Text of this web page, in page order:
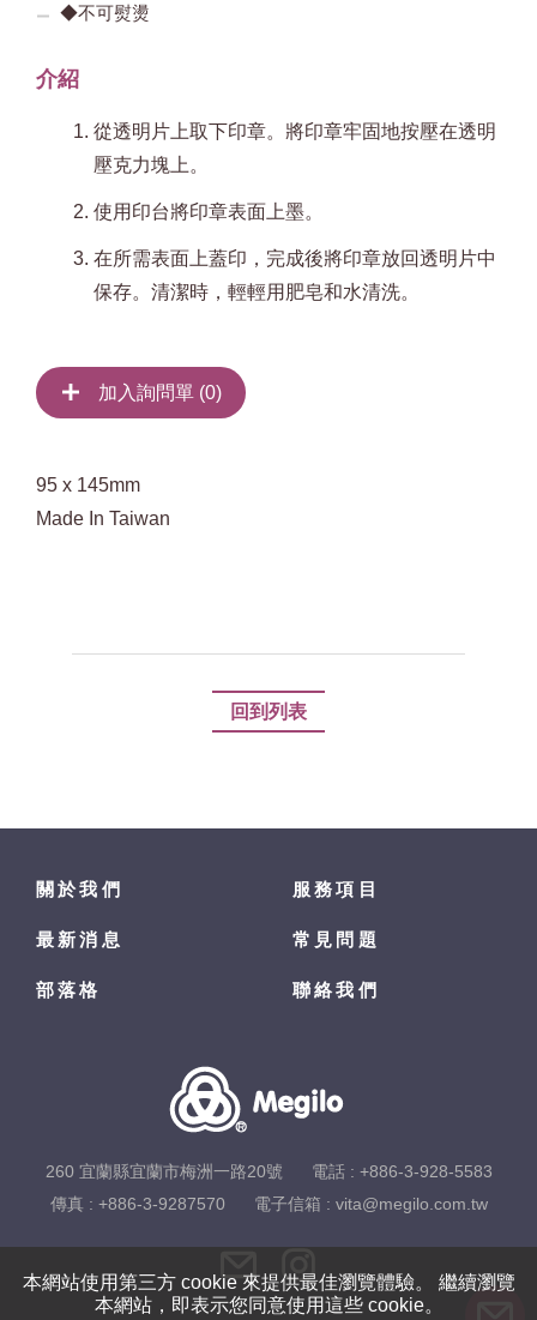
◆不可熨燙
介紹
從透明片上取下印章。將印章牢固地按壓在透明
壓克力塊上。
使用印台將印章表面上墨。
在所需表面上蓋印，完成後將印章放回透明片中
保存。清潔時，輕輕用肥皂和水清洗。
加入詢問單 (0)
95 x 145mm
Made In Taiwan
回到列表
本網站使用第三方 cookie 來提供最佳瀏覽體驗。 繼續瀏覽
本網站，即表示您同意使用這些 cookie。
關於我們 服務項目
最新消息 常見問題
部落格 聯絡我們
260 宜蘭縣宜蘭市梅洲一路20號 電話 : +886-3-928-5583
傳真 : +886-3-9287570
電子信箱 : vita@megilo.com.tw